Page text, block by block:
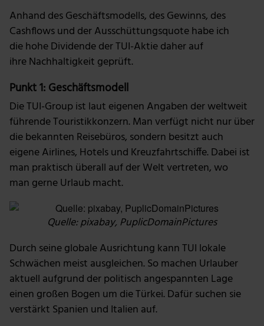
Anhand des Geschäftsmodells, des Gewinns, des
Cashflows und der Ausschüttungsquote habe ich
die hohe Dividende der TUI-Aktie daher auf
ihre Nachhaltigkeit geprüft.
Punkt 1: Geschäftsmodell
Die TUI-Group ist laut eigenen Angaben der weltweit
führende Touristikkonzern. Man verfügt nicht nur über
die bekannten Reisebüros, sondern besitzt auch
eigene Airlines, Hotels und Kreuzfahrtschiffe. Dabei ist
man praktisch überall auf der Welt vertreten, wo
man gerne Urlaub macht.
Quelle: pixabay, PuplicDomainPictures
Durch seine globale Ausrichtung kann TUI lokale
Schwächen meist ausgleichen. So machen Urlauber
aktuell aufgrund der politisch angespannten Lage
einen großen Bogen um die Türkei. Dafür suchen sie
verstärkt Spanien und Italien auf.